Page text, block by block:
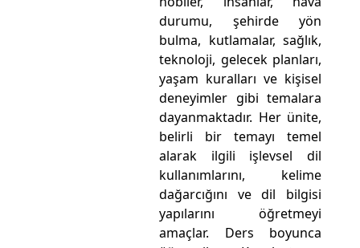
durumu, şehirde yön
bulma, kutlamalar, sağlık,
teknoloji, gelecek planları,
yaşam kuralları ve kişisel
deneyimler gibi temalara
dayanmaktadır. Her ünite,
belirli bir temayı temel
alarak ilgili işlevsel dil
kullanımlarını, kelime
dağarcığını ve dil bilgisi
yapılarını öğretmeyi
amaçlar. Ders boyunca